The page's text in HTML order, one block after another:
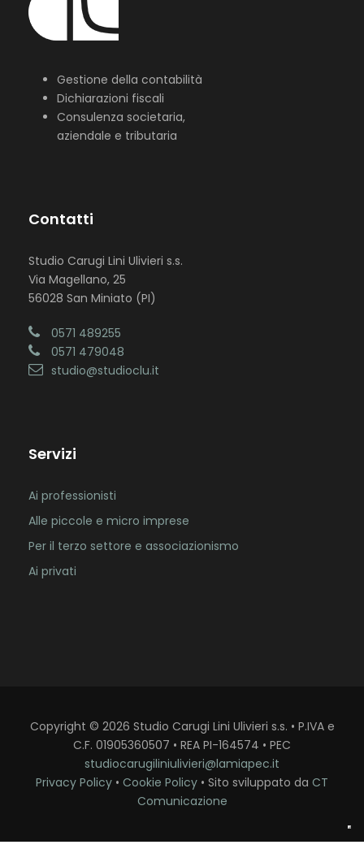
Gestione della contabilità
Dichiarazioni fiscali
Consulenza societaria,
aziendale e tributaria
Contatti
Studio Carugi Lini Ulivieri s.s.
Via Magellano, 25
56028 San Miniato (PI)
0571 489255
0571 479048
studio@studioclu.it
Servizi
Ai professionisti
Alle piccole e micro imprese
Per il terzo settore e associazionismo
Ai privati
Copyright © 2026 Studio Carugi Lini Ulivieri s.s. • P.IVA e
C.F. 01905360507 • REA PI-164574 • PEC
studiocarugiliniulivieri@lamiapec.it
Privacy Policy • Cookie Policy • Sito sviluppato da CT
Comunicazione